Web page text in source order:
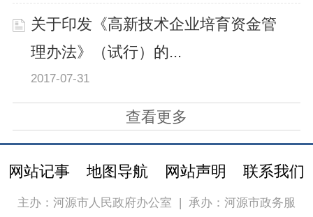
关于印发《高新技术企业培育资金管
理办法》（试行）的...
2017-07-31
查看更多
网站记事 地图导航 网站声明 联系我们
主办：河源市人民政府办公室 承办：河源市政务服